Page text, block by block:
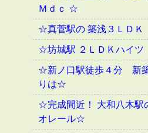
Ｍｄｃ ☆
☆真菅駅の 築浅３ＬＤ
☆坊城駅 ２ＬＤＫハイツ
☆新ノ口駅徒歩４分 新
りは☆
☆完成間近！ 大和八木駅
オレール☆